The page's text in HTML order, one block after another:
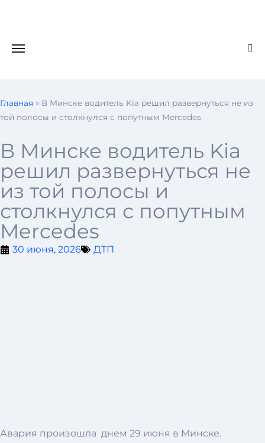
Главная » В Минске водитель Kia решил развернуться не из
той полосы и столкнулся с попутным Mercedes
В Минске водитель Kia
решил развернуться не
из той полосы и
столкнулся с попутным
Mercedes
30 июня, 2026 ДТП
Авария произошла днем 29 июня в Минске.